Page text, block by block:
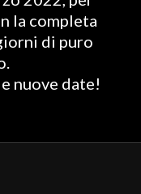
la completa
di puro
nuove date!